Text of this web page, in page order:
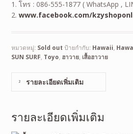
1. โทร : 086-555-1877 ( WhatsApp ,
2. www.facebook.com/
หมวดหมู่: Sold out ป้ายกำกับ: Hawaii,
SUN SURF, Toyo, ฮาวาย, เสื้อฮาวาย
รายละเอียดเพิ่มเติม
รายละเอียดเพิ่มเติม